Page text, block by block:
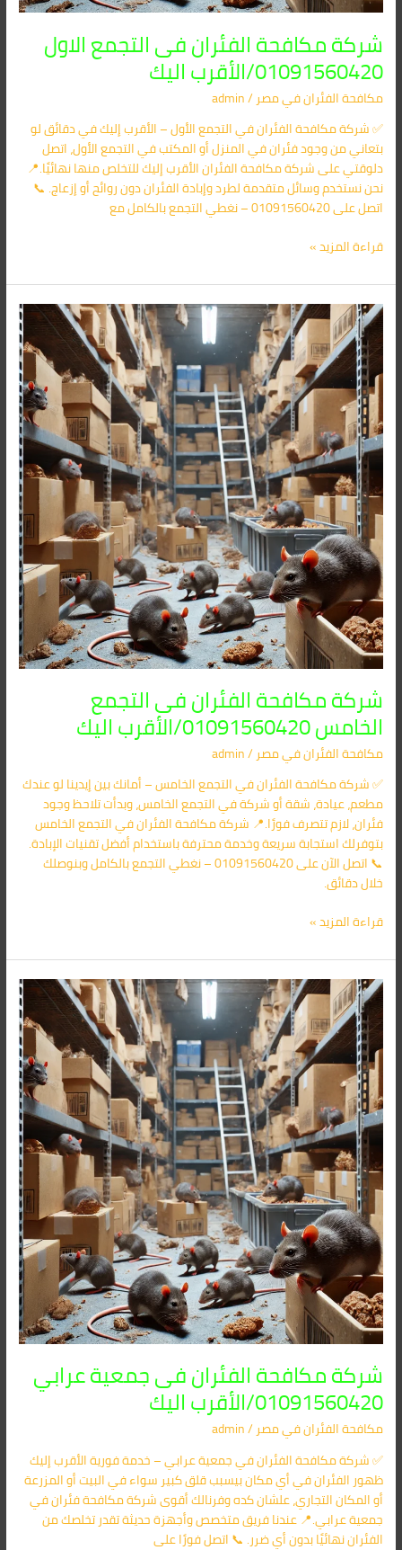
شركة مكافحة الفئران فى التجمع الاول
01091560420/الأقرب اليك
مكافحة الفئران​ في مصر/
admin
✅ شركة مكافحة الفئران في التجمع الأول – الأقرب إليك في دقائق لو
بتعاني من وجود فئران في المنزل أو المكتب في التجمع الأول، اتصل
دلوقتي على شركة مكافحة الفئران الأقرب إليك للتخلص منها نهائيًا.📍
نحن نستخدم وسائل متقدمة لطرد وإبادة الفئران دون روائح أو إزعاج. 📞
اتصل على 01091560420 – نغطي التجمع بالكامل مع
قراءة المزيد »
شركة مكافحة الفئران فى التجمع
الخامس 01091560420/الأقرب اليك
مكافحة الفئران​ في مصر/
admin
✅ شركة مكافحة الفئران في التجمع الخامس – أمانك بين إيدينا لو عندك
مطعم، عيادة، شقة أو شركة في التجمع الخامس، وبدأت تلاحظ وجود
فئران، لازم تتصرف فورًا.📍 شركة مكافحة الفئران في التجمع الخامس
بتوفرلك استجابة سريعة وخدمة محترفة باستخدام أفضل تقنيات الإبادة.
📞 اتصل الآن على 01091560420 – نغطي التجمع بالكامل وبنوصلك
خلال دقائق.
شركة
مكافحة
الفئران
فى
التجمع
الخامس
الأقرب
اليك
قراءة المزيد »
شركة مكافحة الفئران فى جمعية عرابي
01091560420/الأقرب اليك
مكافحة الفئران​ في مصر/
admin
✅ شركة مكافحة الفئران في جمعية عرابي – خدمة فورية الأقرب إليك
ظهور الفئران في أي مكان بيسبب قلق كبير سواء في البيت أو المزرعة
أو المكان التجاري، علشان كده وفرنالك أقوى شركة مكافحة فئران في
جمعية عرابي.📍 عندنا فريق متخصص وأجهزة حديثة تقدر تخلصك من
الفئران نهائيًا بدون أي ضرر. 📞 اتصل فورًا على
شركة
مكافحة
الفئران
فى
جمعية
عرابي
الأقرب
اليك